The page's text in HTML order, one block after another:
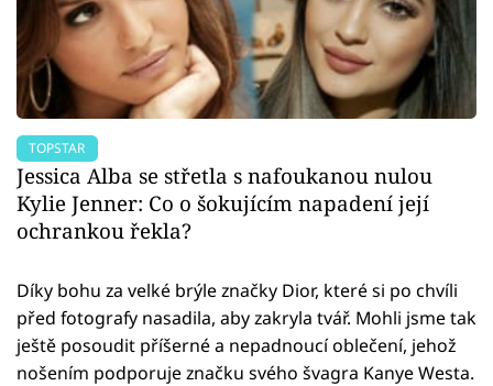
TOPSTAR
Jessica Alba se střetla s nafoukanou nulou
Kylie Jenner: Co o šokujícím napadení její
ochrankou řekla?
Díky bohu za velké brýle značky Dior, které si po chvíli
před fotografy nasadila, aby zakryla tvář. Mohli jsme tak
ještě posoudit příšerné a nepadnoucí oblečení, jehož
nošením podporuje značku svého švagra Kanye Westa.